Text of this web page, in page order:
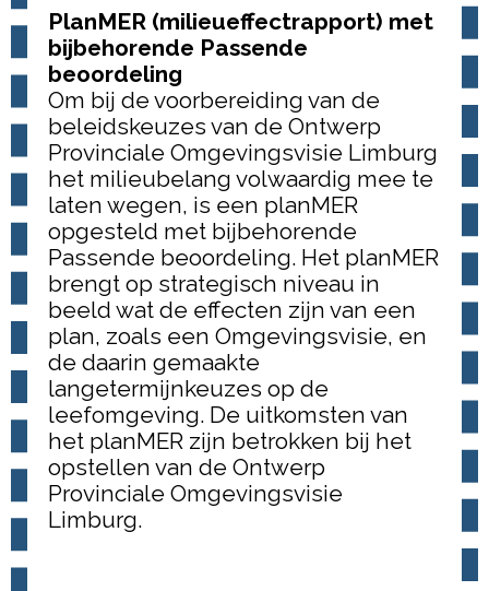
PlanMER (milieueffectrapport) met
bijbehorende Passende
beoordeling
Om bij de voorbereiding van de
beleidskeuzes van de Ontwerp
Provinciale Omgevingsvisie Limburg
het milieubelang volwaardig mee te
laten wegen, is een planMER
opgesteld met bijbehorende
Passende beoordeling. Het planMER
brengt op strategisch niveau in
beeld wat de effecten zijn van een
plan, zoals een Omgevingsvisie, en
de daarin gemaakte
langetermijnkeuzes op de
leefomgeving. De uitkomsten van
het planMER zijn betrokken bij het
opstellen van de Ontwerp
Provinciale Omgevingsvisie
Limburg.